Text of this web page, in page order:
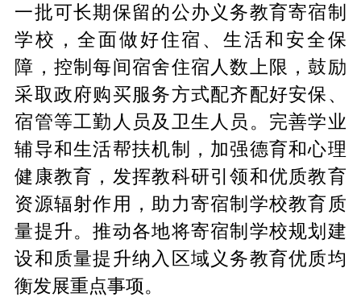
一批可长期保留的公办义务教育寄宿制
学校，全面做好住宿、生活和安全保
障，控制每间宿舍住宿人数上限，鼓励
采取政府购买服务方式配齐配好安保、
宿管等工勤人员及卫生人员。完善学业
辅导和生活帮扶机制，加强德育和心理
健康教育，发挥教科研引领和优质教育
资源辐射作用，助力寄宿制学校教育质
量提升。推动各地将寄宿制学校规划建
设和质量提升纳入区域义务教育优质均
衡发展重点事项。